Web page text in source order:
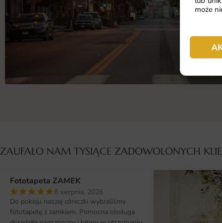
może
ZAUFAŁO NAM TYSIĄCE ZADOWOLONYCH
Fototapeta ZAMEK
6 sierpnia, 2026
Do pokoju naszej córeczki wybraliśmy
fototapetę z zamkiem. Pomocna obsługa